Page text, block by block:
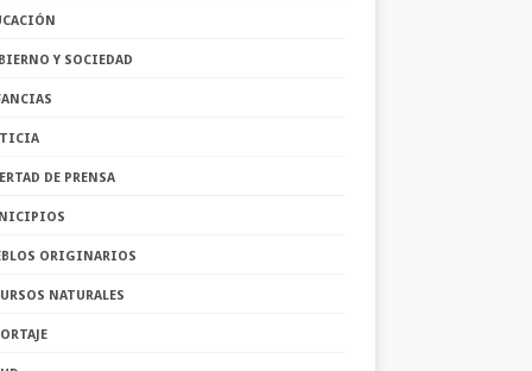
Y SOCIEDAD
DE PRENSA
ORIGINARIOS
NATURALES